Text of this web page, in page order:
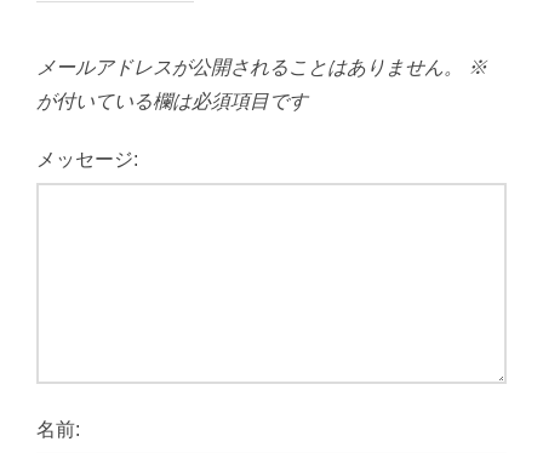
メールアドレスが公開されることはありません。
※
が付いている欄は必須項目です
メッセージ:
名前: